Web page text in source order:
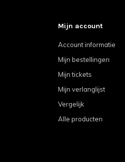
Mijn account
Account informatie
Mijn bestellingen
Mijn tickets
Mijn verlanglijst
Vergelijk
Alle producten